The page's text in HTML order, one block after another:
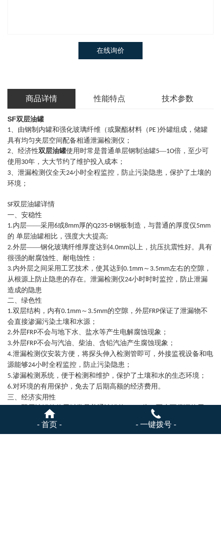
在线询价
商品详情 性能特点 技术参数
SF双层油罐
1、由钢制内罐和强化玻璃纤维（或聚酯材料（ PE )外罐组成，储罐
具有均匀夹层空间配备相通泄漏检测仪；
2、经济性双层油罐使用时常是普通单层钢制油罐5—1O倍，至少可
使用 30年，大大节约了维护投入成本；
3、泄漏检测仪全天24小时全程监控，防止污染隐患，保护了土壤的
环境；
SF双层油罐详情
一、安稳性
1.内层——采用6或8mm厚的Q235-B钢板制造，与普通的厚度仅 5mm
的 单层油罐相比，强度大大提高;
2.外层——钢化玻璃纤维厚度达到 4.0mm以上，抗压抗震性好。具有
很强的耐腐蚀性、耐电蚀性：
3.内外层之间采用工艺技术，使其达到 0.1mm ～ 3.5mm左右的空隙，
从根源上防止隐患的存在。泄漏检测仪24小时时时监控，防止泄漏
造成的隐患
二、 绿色性
1.双层结构，内有0.1mm ～ 3.5mm的空隙，外层FRP保证了泄漏物不
会直接渗漏污染土壤和水源；
2.外层FRP不会与地下水、盐水等产生电解腐蚀现象；
3.外层FRP不会与汽油、柴油、含铅汽油产生腐蚀现象；
4.泄漏检测仪安装方便，将探头伸入检测管即可，外接监视设备和电
源能够24小时全程监控，防止污染隐患；
5.渗漏检测系统，便于检测和维护，保护了土壤和水的生态环境；
6.对环境的有用保护，免去了后期高额的经济费用。
三、经济实用性
双层油罐的使用时常是普通油罐的 倍，至少可保证使用
年；安装便捷，大大缩短工期，减少成本投入；
远程监控系统便于日常及定期检测，数字化控制，免去人工复杂操
- 首页 - - 一键拨号 -